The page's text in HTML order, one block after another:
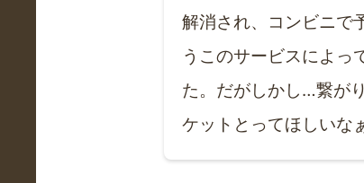
解消され、コンビニで
うこのサービスによっ
た。だがしかし…繋が
ケットとってほしい